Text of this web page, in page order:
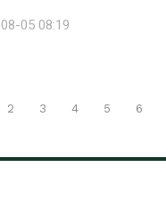
태양광 발전량 400㎿는 단일
05 08:19
2 3 4 5 6